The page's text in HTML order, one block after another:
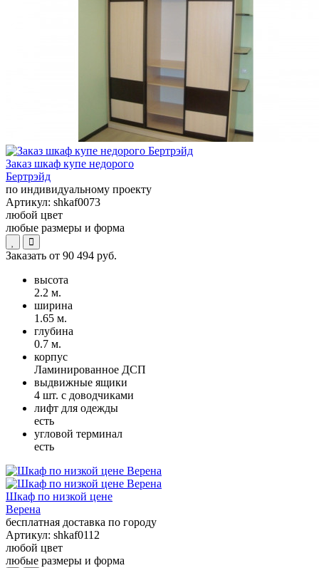
Заказ шкаф купе недорого
Бертрэйд
по индивидуальному проекту
Артикул: shkaf0073
любой цвет
любые размеры и форма
Заказать от 90 494 руб.
высота
2.2 м.
ширина
1.65 м.
глубина
0.7 м.
корпус
Ламинированное ДСП
выдвижные ящики
4 шт. с доводчиками
лифт для одежды
есть
угловой терминал
есть
Шкаф по низкой цене
Верена
бесплатная доставка по городу
Артикул: shkaf0112
любой цвет
любые размеры и форма